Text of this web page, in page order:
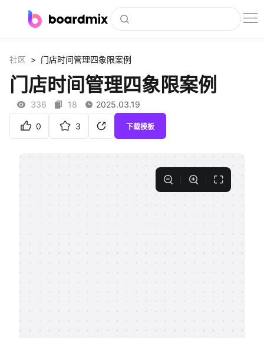
社区资源
下载
私有化部署
客户案例
支持
帮助中心
知识分享社区
社区 > 门店时间管理四象限案例
门店时间管理四象限案例
336 18 2025.03.19
0 3 下载模板